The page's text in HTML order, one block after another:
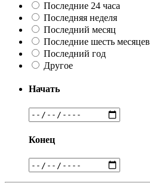
Последние 24 часа
Последняя неделя
Последний месяц
Последние шесть месяцев
Последний год
Другое
Начать
Конец